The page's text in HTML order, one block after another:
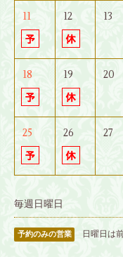
11 12 13
18 19 20
25 26 27
毎週日曜日
予約のみの営業 日曜日は